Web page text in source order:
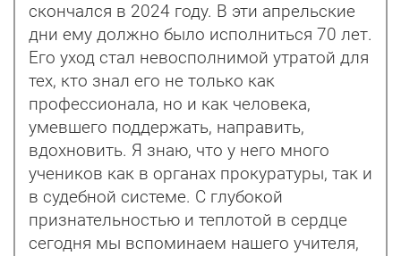
скончался в 2024 году. В эти апрельские
дни ему должно было исполниться 70 лет.
Его уход стал невосполнимой утратой для
тех, кто знал его не только как
профессионала, но и как человека,
умевшего поддержать, направить,
вдохновить. Я знаю, что у него много
учеников как в органах прокуратуры, так и
в судебной системе. С глубокой
признатель­ностью и теплотой в сердце
сегодня мы вспоминаем нашего учителя,